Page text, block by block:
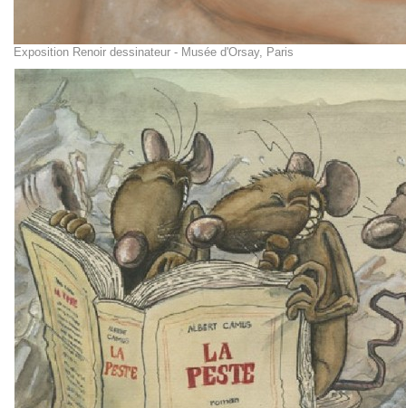
Exposition Renoir dessinateur - Musée d'Orsay, Paris